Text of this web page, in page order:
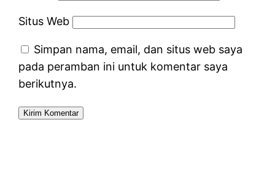
Situs Web
Simpan nama, email, dan situs web saya
pada peramban ini untuk komentar saya
berikutnya.